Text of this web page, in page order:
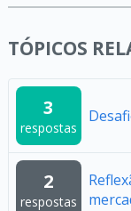
TÓPICOS
3
respostas
2
respostas